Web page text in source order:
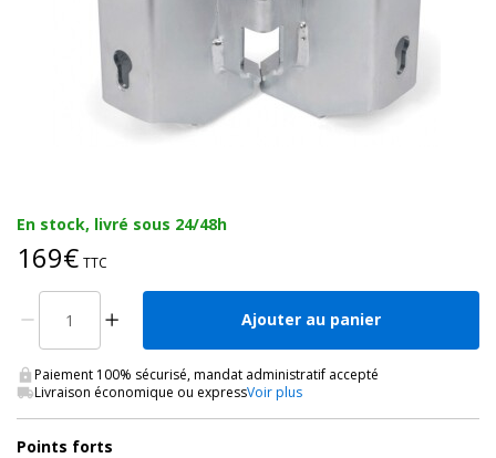
En stock, livré sous 24/48h
169€ TTC
Ajouter au panier
Paiement 100% sécurisé, mandat administratif accepté
Livraison économique ou expressVoir plus
Points forts